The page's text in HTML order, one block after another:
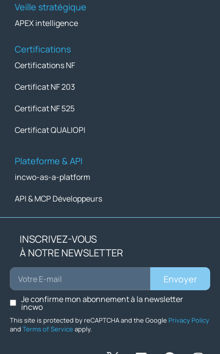
Veille stratégique
APEX intelligence
Certifications
Certifications NF
Certificat NF 203
Certificat NF 525
Certificat QUALIOPI
Plateforme & API
incwo-as-a-platform
API & MCP Développeurs
INSCRIVEZ-VOUS
À NOTRE NEWSLETTER
This site is protected by reCAPTCHA and the Google Privacy Policy
and Terms of Service apply.
Je confirme mon abonnement à la newsletter
incwo
Envoyer